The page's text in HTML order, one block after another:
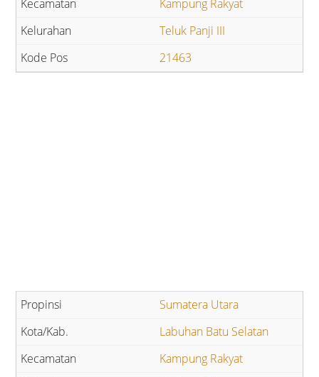
Kampung Rakyat
Teluk Panji III
21463
Sumatera Utara
Labuhan Batu Selatan
Kampung Rakyat